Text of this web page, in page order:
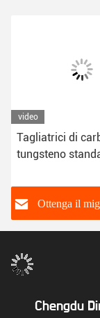
video
Tagliatrici di
tungsteno
adattano alla
parte degli
lavorazione del
Ottenga il
Chengdu